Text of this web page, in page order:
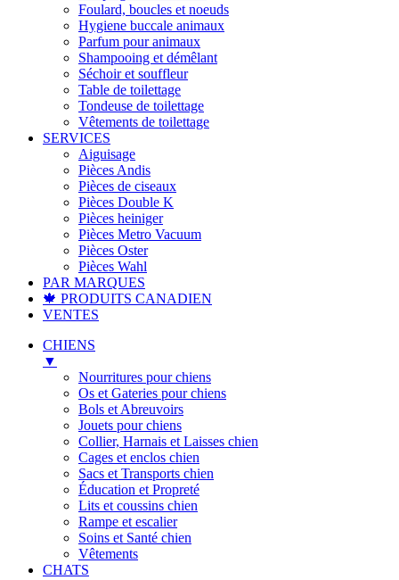
Foulard, boucles et noeuds
Hygiene buccale animaux
Parfum pour animaux
Shampooing et démêlant
Séchoir et souffleur
Table de toilettage
Tondeuse de toilettage
Vêtements de toilettage
SERVICES
Aiguisage
Pièces Andis
Pièces de ciseaux
Pièces Double K
Pièces heiniger
Pièces Metro Vacuum
Pièces Oster
Pièces Wahl
PAR MARQUES
🍁 PRODUITS CANADIEN
VENTES
CHIENS
▼
Nourritures pour chiens
Os et Gateries pour chiens
Bols et Abreuvoirs
Jouets pour chiens
Collier, Harnais et Laisses chien
Cages et enclos chien
Sacs et Transports chien
Éducation et Propreté
Lits et coussins chien
Rampe et escalier
Soins et Santé chien
Vêtements
CHATS